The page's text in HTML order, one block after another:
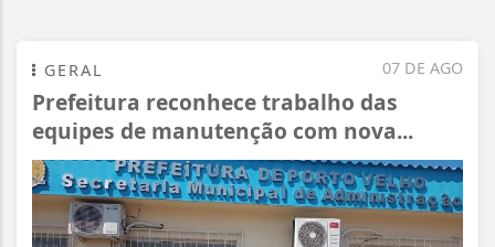
07 DE AGO
GERAL
Prefeitura reconhece trabalho das
equipes de manutenção com nova...